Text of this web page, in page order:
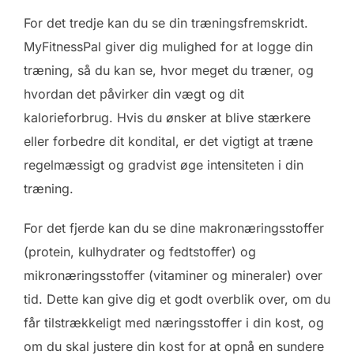
For det tredje kan du se din træningsfremskridt.
MyFitnessPal giver dig mulighed for at logge din
træning, så du kan se, hvor meget du træner, og
hvordan det påvirker din vægt og dit
kalorieforbrug. Hvis du ønsker at blive stærkere
eller forbedre dit kondital, er det vigtigt at træne
regelmæssigt og gradvist øge intensiteten i din
træning.
For det fjerde kan du se dine makronæringsstoffer
(protein, kulhydrater og fedtstoffer) og
mikronæringsstoffer (vitaminer og mineraler) over
tid. Dette kan give dig et godt overblik over, om du
får tilstrækkeligt med næringsstoffer i din kost, og
om du skal justere din kost for at opnå en sundere